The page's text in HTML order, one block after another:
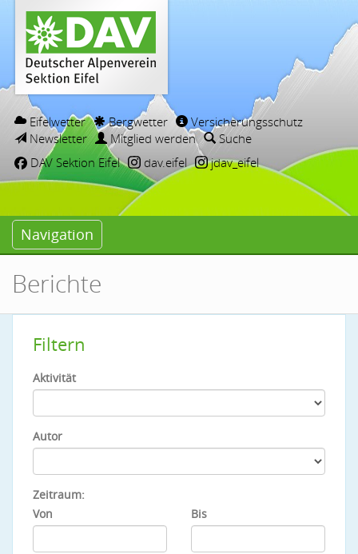
Eifelwetter Bergwetter
Versicherungsschutz
Newsletter
Mitglied werden
Suche
DAV Sektion Eifel
dav.eifel jdav_eifel
Navigation
Berichte
Filtern
Aktivität
Autor
Zeitraum:
Von
Bis